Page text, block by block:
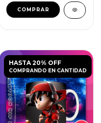
HASTA 20% OFF
COMPRANDO EN CANTIDAD